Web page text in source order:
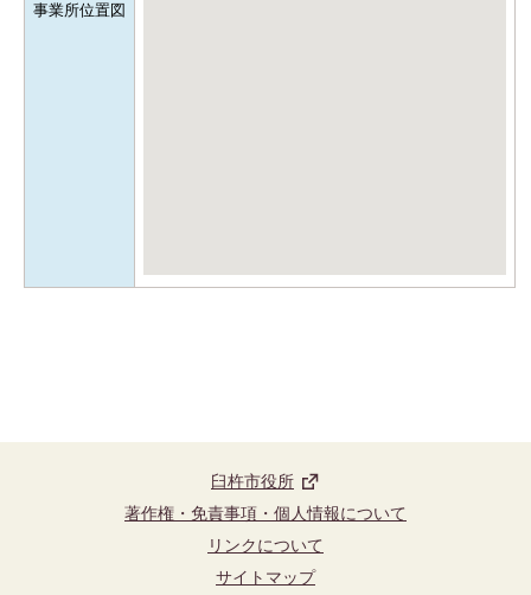
事業所位置図
臼杵市役所
著作権・免責事項・個人情報について
リンクについて
サイトマップ